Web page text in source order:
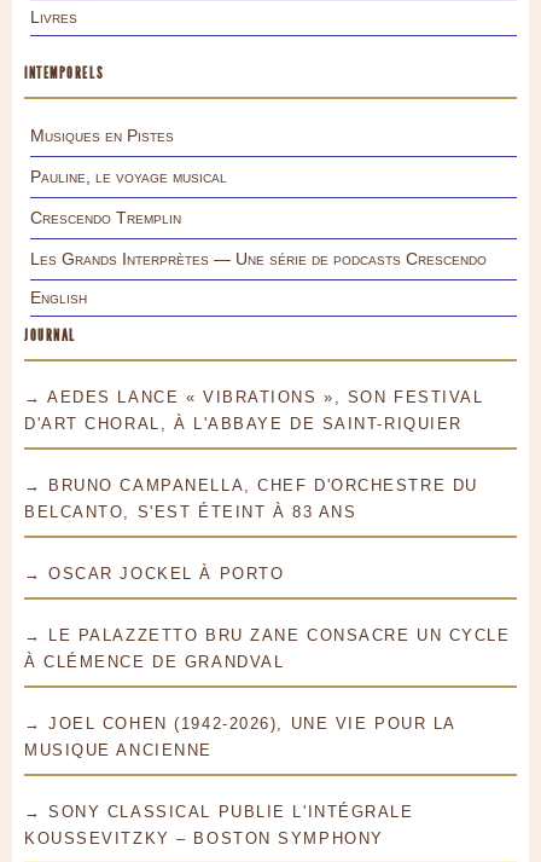
Livres
INTEMPORELS
Musiques en Pistes
Pauline, le voyage musical
Crescendo Tremplin
Les Grands Interprètes — Une série de podcasts Crescendo
English
JOURNAL
→ AEDES LANCE « VIBRATIONS », SON FESTIVAL
D'ART CHORAL, À L'ABBAYE DE SAINT-RIQUIER
→ BRUNO CAMPANELLA, CHEF D'ORCHESTRE DU
BELCANTO, S'EST ÉTEINT À 83 ANS
→ OSCAR JOCKEL À PORTO
→ LE PALAZZETTO BRU ZANE CONSACRE UN CYCLE
À CLÉMENCE DE GRANDVAL
→ JOEL COHEN (1942-2026), UNE VIE POUR LA
MUSIQUE ANCIENNE
→ SONY CLASSICAL PUBLIE L'INTÉGRALE
KOUSSEVITZKY – BOSTON SYMPHONY